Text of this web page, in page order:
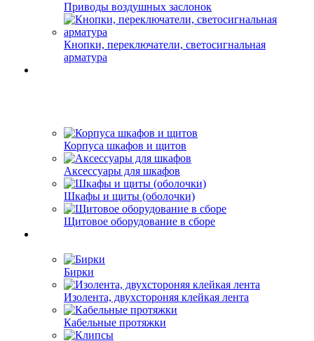
Приводы воздушных заслонок
Кнопки, переключатели, светосигнальная
арматура
Корпуса шкафов и щитов
Аксессуары для шкафов
Шкафы и щиты (оболочки)
Щитовое оборудование в сборе
Бирки
Изолента, двухстороняя клейкая лента
Кабельные протяжки